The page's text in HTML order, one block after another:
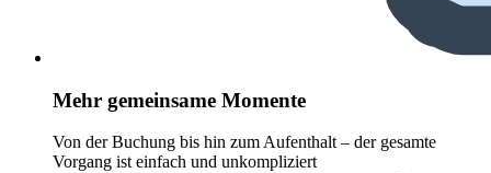
Mehr gemeinsame Momente
Von der Buchung bis hin zum Aufenthalt – der gesamte
Vorgang ist einfach und unkompliziert